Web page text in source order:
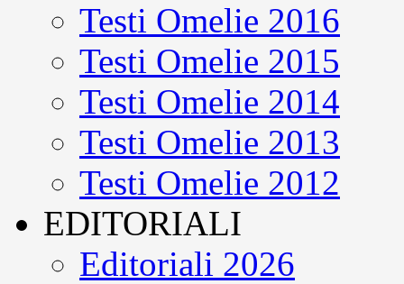
Testi Omelie 2016
Testi Omelie 2015
Testi Omelie 2014
Testi Omelie 2013
Testi Omelie 2012
EDITORIALI
Editoriali 2026